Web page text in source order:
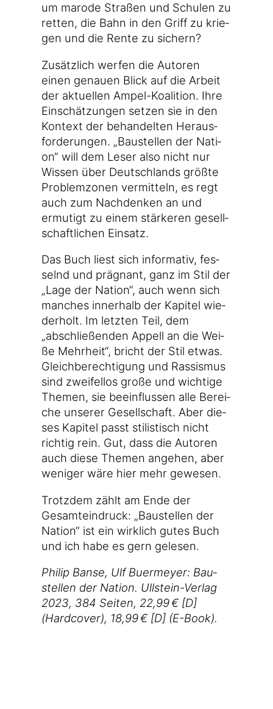
um maro­de Stra­ßen und Schu­len zu
ret­ten, die Bahn in den Griff zu krie­
gen und die Ren­te zu sichern?
Zusätz­lich wer­fen die Autoren
einen genau­en Blick auf die Arbeit
der aktu­el­len Ampel-Koalition. Ihre
Ein­schät­zun­gen set­zen sie in den
Kon­text der behan­del­ten Her­aus­
for­de­run­gen. „Bau­stel­len der Nati­
on“ will dem Leser also nicht nur
Wis­sen über Deutsch­lands größ­te
Pro­blem­zo­nen ver­mit­teln, es regt
auch zum Nach­den­ken an und
ermu­tigt zu einem stär­ke­ren gesell­
schaft­li­chen Einsatz.
Das Buch liest sich infor­ma­tiv, fes­
selnd und prä­gnant, ganz im Stil der
„Lage der Nati­on“, auch wenn sich
man­ches inner­halb der Kapi­tel wie­
der­holt. Im letz­ten Teil, dem
„abschlie­ßen­den Appell an die Wei­
ße Mehr­heit“, bricht der Stil etwas.
Gleich­be­rech­ti­gung und Ras­sis­mus
sind zwei­fel­los gro­ße und wich­ti­ge
The­men, sie beein­flus­sen alle Berei­
che unse­rer Gesell­schaft. Aber die­
ses Kapi­tel passt sti­lis­tisch nicht
rich­tig rein. Gut, dass die Autoren
auch die­se The­men ange­hen, aber
weni­ger wäre hier mehr gewesen.
Trotz­dem zählt am Ende der
Gesamt­ein­druck: „Bau­stel­len der
Nati­on“ ist ein wirk­lich gutes Buch
und ich habe es gern gelesen.
Phil­ip Ban­se, Ulf Buer­mey­er: Bau­
stel­len der Nati­on. Ullstein-Verlag
2023, 384 Sei­ten, 22,99 € [D]
(Hard­co­ver), 18,99 € [D] (E-Book).